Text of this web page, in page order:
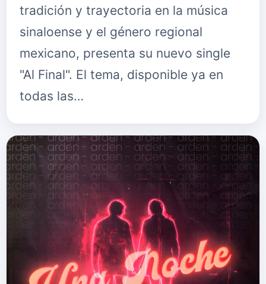
tradición y trayectoria en la música
sinaloense y el género regional
mexicano, presenta su nuevo single
"Al Final". El tema, disponible ya en
todas las…